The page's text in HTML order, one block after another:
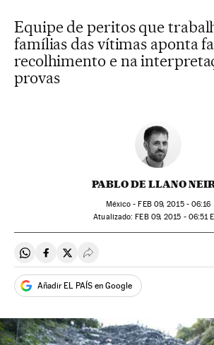
Equipe de peritos que
famílias das vítimas aponta
recolhimento e na
provas
PABLO DE LLANO
México -FEB09, 2015 - 06:16
atualizado: FEB09, 2015 - 06:51
Compartir en Whatsapp
Compartir en Facebook
Compartir en Twitter
Desplegar Redes Sociales
Añadir EL PAÍS en Google